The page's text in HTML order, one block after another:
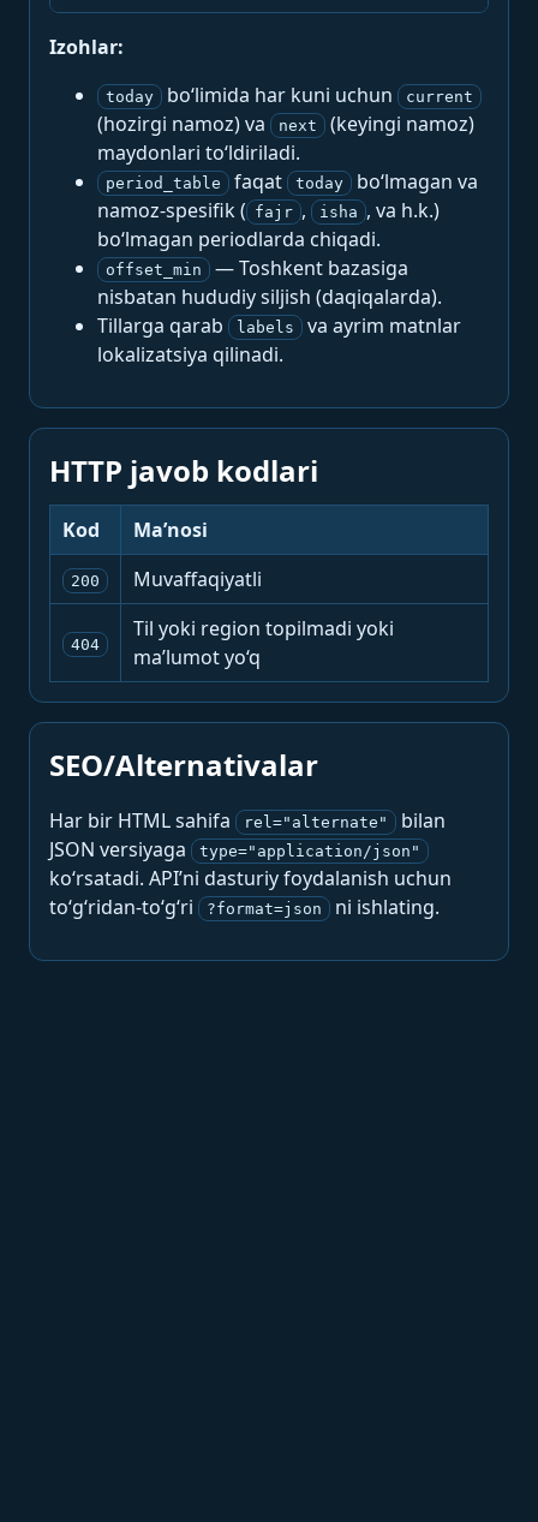
Izohlar:
today bo‘limida har kuni uchun current
(hozirgi namoz) va next
(keyingi namoz)
maydonlari to‘ldiriladi.
period_table faqat today
bo‘lmagan va
namoz-spesifik ( fajr , isha , va h.k.)
bo‘lmagan periodlarda chiqadi.
offset_min
— Toshkent bazasiga
nisbatan hududiy siljish (daqiqalarda).
Tillarga qarab
labels
va ayrim matnlar
lokalizatsiya qilinadi.
HTTP javob kodlari
Kod Ma’nosi
200 Muvaffaqiyatli
404
Til yoki region topilmadi yoki
ma’lumot yo‘q
SEO/Alternativalar
Har bir HTML sahifa rel="alternate"
bilan
JSON versiyaga
type="application/json"
ko‘rsatadi. API’ni dasturiy foydalanish uchun
to‘g‘ridan-to‘g‘ri
?format=json ni ishlating.